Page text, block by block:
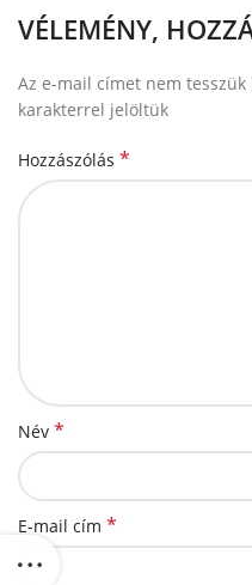
VÉLEMÉNY,
Az e-mail címet nem tesszük
karakterrel jelöltük
Hozzászólás *
Név *
E-mail cím *